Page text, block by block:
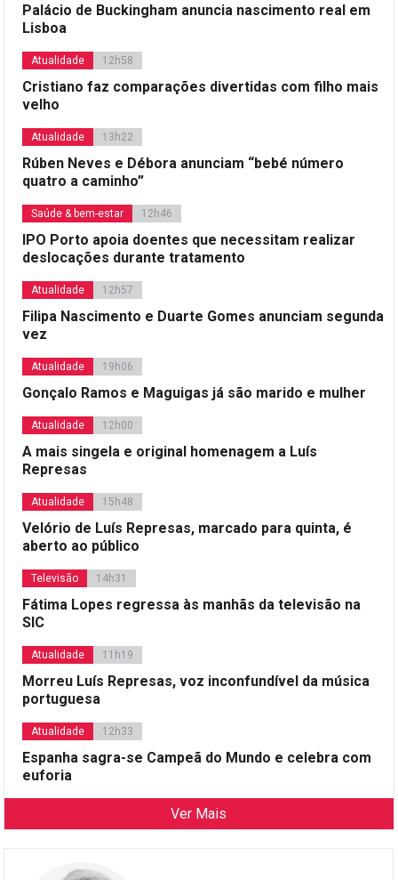
Palácio de Buckingham anuncia nascimento real em
Lisboa
Atualidade 12h58
Cristiano faz comparações divertidas com filho mais
velho
Atualidade 13h22
Rúben Neves e Débora anunciam “bebé número
quatro a caminho”
Saúde & bem-estar 12h46
IPO Porto apoia doentes que necessitam realizar
deslocações durante tratamento
Atualidade 12h57
Filipa Nascimento e Duarte Gomes anunciam segunda
vez
Atualidade 19h06
Gonçalo Ramos e Maguigas já são marido e mulher
Atualidade 12h00
A mais singela e original homenagem a Luís
Represas
Atualidade 15h48
Velório de Luís Represas, marcado para quinta, é
aberto ao público
Televisão 14h31
Fátima Lopes regressa às manhãs da televisão na
SIC
Atualidade 11h19
Morreu Luís Represas, voz inconfundível da música
portuguesa
Atualidade 12h33
Espanha sagra-se Campeã do Mundo e celebra com
euforia
Ver Mais